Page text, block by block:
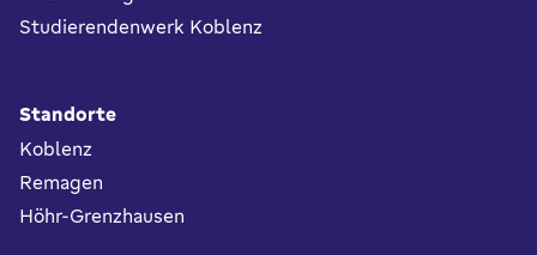
Studierendenwerk Koblenz
Standorte
Koblenz
Remagen
Höhr-Grenzhausen